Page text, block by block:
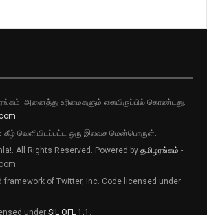
அனைத்து உரிமைகளும் கையிருப்பில் கொண்டது.
கீழ் வெளியிடப்பட்ட ஒரு இலவச மென்பொருள்.
All Rights Reserved. Powered by தமிழரங்கம் -
framework of Twitter, Inc. Code licensed under
under SIL OFL 1.1